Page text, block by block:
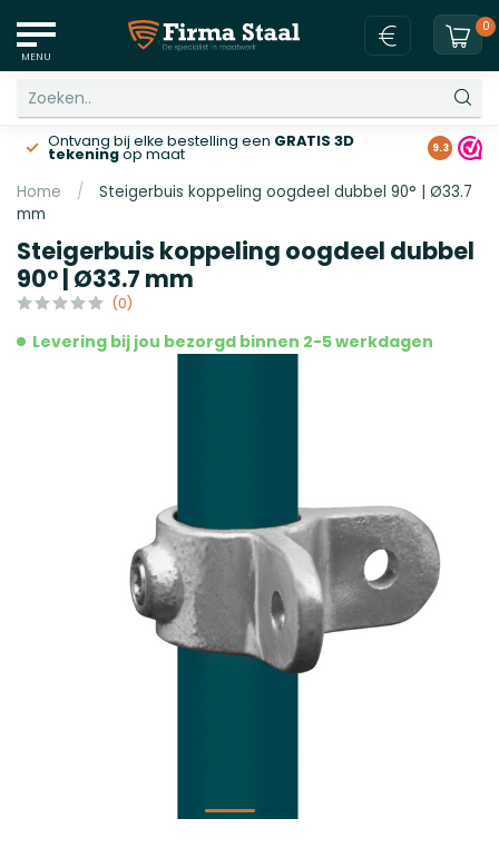
MENU
0
Ontvang bij elke bestelling een GRATIS 3D
tekeningop maat Gratis
9.3
Home /
Steigerbuis koppeling oogdeel dubbel 90° | Ø33.7
mm
Steigerbuis koppeling oogdeel dubbel
90° | Ø33.7 mm
(0)
Levering bij jou bezorgd binnen 2-5 werkdagen